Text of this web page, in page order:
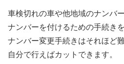
車検切れの車や他地域のナンバ
ナンバーを付けるための手続き
ナンバー変更手続きはそれほど
自分で行えばカットできます。